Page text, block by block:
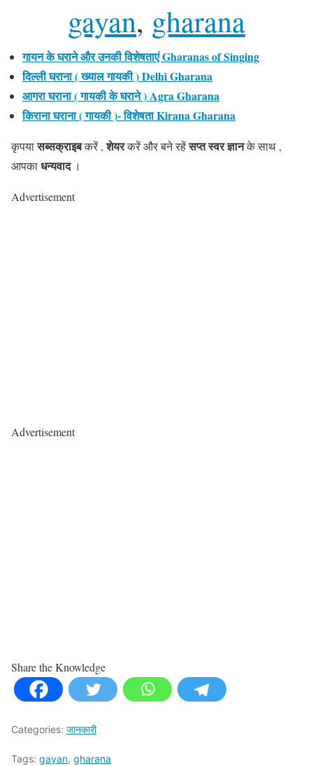
gayan, gharana
गायन के घराने और उनकी विशेषताएं Gharanas of Singing
दिल्ली घराना ( ख्याल गायकी ) Delhi Gharana
आगरा घराना ( गायकी के घराने ) Agra Gharana
किराना घराना ( गायकी )- विशेषता Kirana Gharana
कृपयासब्सक्राइबकरें ,शेयरकरें और बने रहेंसप्त स्वर ज्ञानके साथ ,
आपकाधन्यवाद ।
Advertisement
Advertisement
Share the Knowledge
Categories: जानकारी
Tags: gayan, gharana